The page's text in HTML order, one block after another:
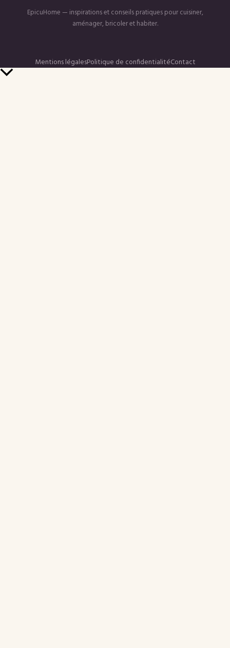
EpicuHome — inspirations et conseils pratiques pour cuisiner,
aménager, bricoler et habiter.
Mentions légalesPolitique de confidentialitéContact